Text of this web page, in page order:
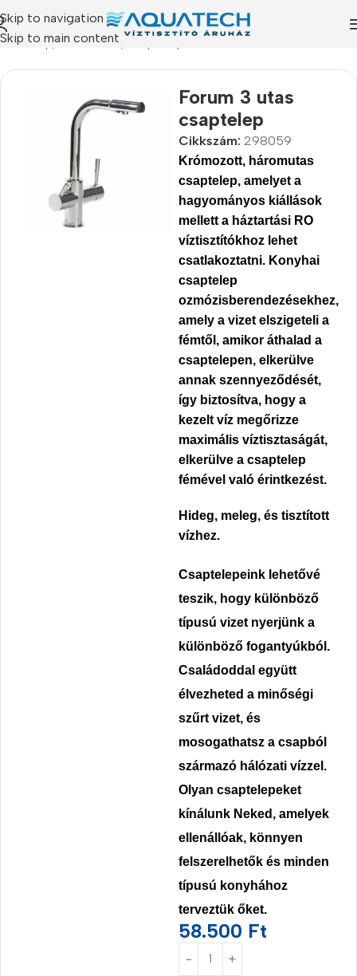
Skip to navigation
Skip to main content
Kezdőlap/Termékeink
Forum 3 utas
csaptelep
Cikkszám: 298059
Krómozott, háromutas
csaptelep, amelyet a
hagyományos kiállások
mellett a háztartási RO
víztisztítókhoz lehet
csatlakoztatni. Konyhai
csaptelep
ozmózisberendezésekhez,
amely a vizet elszigeteli a
fémtől, amikor áthalad a
csaptelepen, elkerülve
annak szennyeződését,
így biztosítva, hogy a
kezelt víz megőrizze
maximális víztisztaságát,
elkerülve a csaptelep
fémével való érintkezést.
Hideg, meleg, és tisztított
vízhez.
Csaptelepeink lehetővé
teszik, hogy különböző
típusú vizet nyerjünk a
különböző fogantyúkból.
Családoddal együtt
élvezheted a minőségi
szűrt vizet, és
mosogathatsz a csapból
származó hálózati vízzel.
Olyan csaptelepeket
kínálunk Neked, amelyek
ellenállóak, könnyen
felszerelhetők és minden
típusú konyhához
terveztük őket.
58.500 Ft